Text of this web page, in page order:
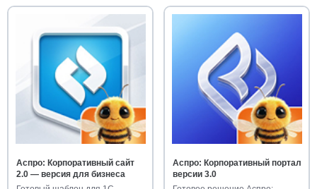
Аспро: Корпоративный сайт
2.0 — версия для бизнеса
Аспро: Корпоративный портал
версии 3.0